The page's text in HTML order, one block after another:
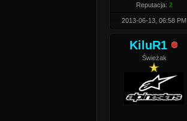
Reputacja: 2
2013-06-13, 06:58 PM
KiluR1
Świeżak